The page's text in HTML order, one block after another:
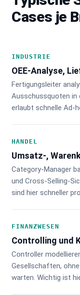
Cases je
INDUSTRIE
OEE-Analyse,
Fertigungsleiter
Ausschussquoten in
erlaubt schnelle Ad-
HANDEL
Umsatz-,
Category-Manager
und Cross-Selling-
sind hier schneller
FINANZWESEN
Controlling und
Controller
Gesellschaften,
warten. Wichtig ist